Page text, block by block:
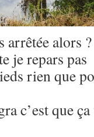
arrêtée alors ?
je repars pas
rien que
c’est que ça